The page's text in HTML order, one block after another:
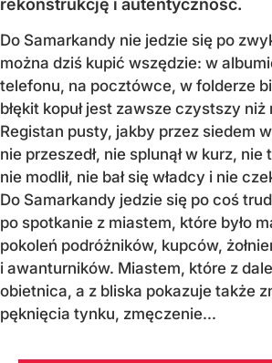
Do Samarkandy nie jedzie się po
można dziś kupić wszędzie: w
telefonu, na pocztówce, w folderze
błękit kopuł jest zawsze czystszy niż
Registan pusty, jakby przez siedem
nie przeszedł, nie splunął w kurz, nie
nie modlił, nie bał się władcy i nie
Do Samarkandy jedzie się po coś
po spotkanie z miastem, które było
pokoleń podróżników, kupców,
i awanturników. Miastem, które z
obietnica, a z bliska pokazuje także
pęknięcia tynku, zmęczenie...